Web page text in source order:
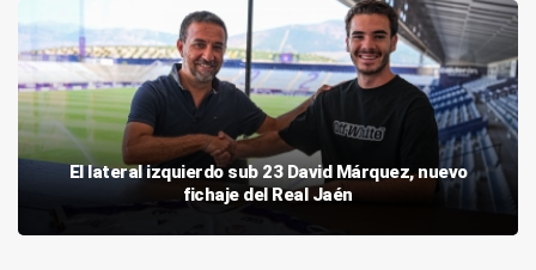
El lateral izquierdo sub 23 David Márquez, nuevo
fichaje del Real Jaén